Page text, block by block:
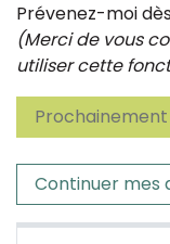
Prévenez-moi
(Merci de vous
utiliser cette
Continuer mes